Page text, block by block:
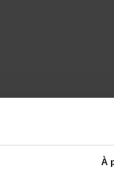
À